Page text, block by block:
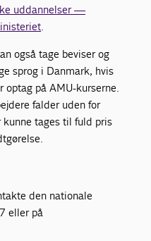
uddannelser —
også tage beviser og
sprog i Danmark, hvis
på AMU-kurserne.
falder uden for
kunne tages til fuld pris
den nationale
eller på